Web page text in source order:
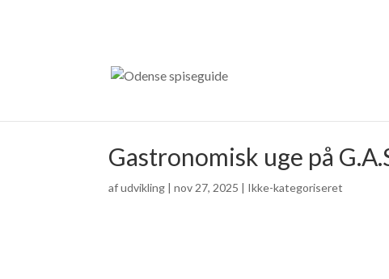
Gastronomisk uge på
afudvikling |nov 27, 2025 | Ikke-kategoriseret